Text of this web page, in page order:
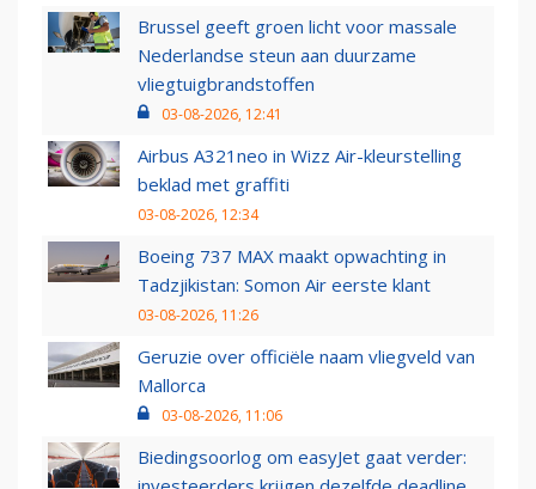
Brussel geeft groen licht voor massale
Nederlandse steun aan duurzame
vliegtuigbrandstoffen
03-08-2026, 12:41
Airbus A321neo in Wizz Air-kleurstelling
beklad met graffiti
03-08-2026, 12:34
Boeing 737 MAX maakt opwachting in
Tadzjikistan: Somon Air eerste klant
03-08-2026, 11:26
Geruzie over officiële naam vliegveld van
Mallorca
03-08-2026, 11:06
Biedingsoorlog om easyJet gaat verder: